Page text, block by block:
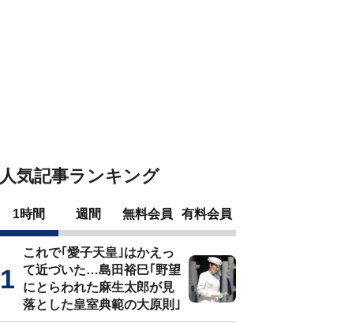
人気記事ランキング
1時間 週間 無料会員 有料会員
これで｢愛子天皇｣はかえっ
て近づいた…島田裕巳｢野望
にとらわれた麻生太郎が見
落とした皇室典範の大原則｣